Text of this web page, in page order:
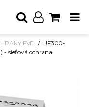
FVE
UF300-
- sieťová ochrana